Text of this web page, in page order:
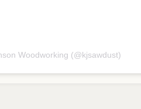
Woodworking (@kjsawdust)